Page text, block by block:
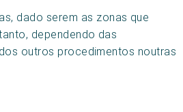
dado serem as zonas que
dependendo das
outros procedimentos noutras